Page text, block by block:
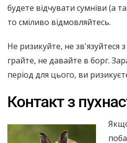
будете відчувати сумніви (а
то сміливо відмовляйтесь.
Не ризикуйте, не зв'язуйтеся
грайте, не давайте в борг.
період для цього, ви
Контакт з